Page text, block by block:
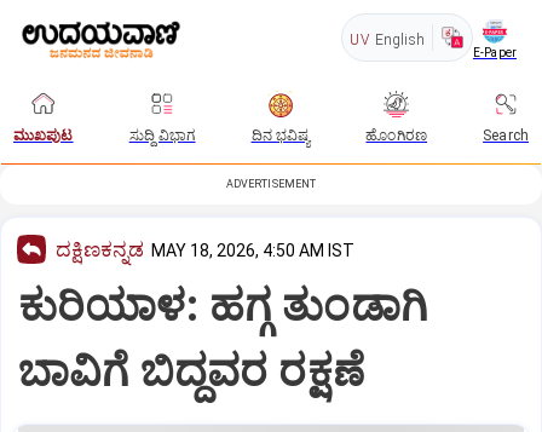
UV English
E-Paper
ಮುಖಪುಟ ಸುದ್ದಿ ವಿಭಾಗ ದಿನ ಭವಿಷ್ಯ ಹೊಂಗಿರಣ Search
ADVERTISEMENT
ದಕ್ಷಿಣಕನ್ನಡ MAY 18, 2026, 4:50 AM IST
ಕುರಿಯಾಳ: ಹಗ್ಗ ತುಂಡಾಗಿ
ಬಾವಿಗೆ ಬಿದ್ದವರ ರಕ್ಷಣೆ